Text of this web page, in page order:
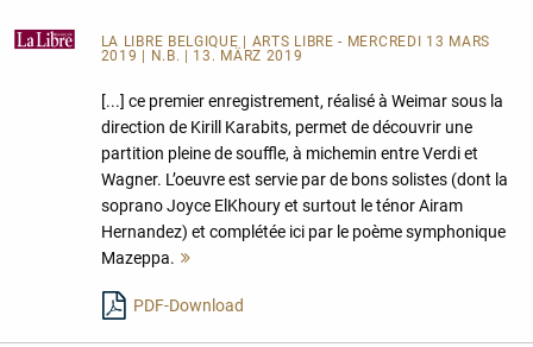
LA LIBRE BELGIQUE | ARTS LIBRE - MERCREDI 13 MARS
2019 | N.B. | 13. MÄRZ 2019
[...] ce premier enregistrement, réalisé à Weimar sous la
direction de Kirill Karabits, permet de découvrir une
partition pleine de souffle, à michemin entre Verdi et
Wagner. L’oeuvre est servie par de bons solistes (dont la
soprano Joyce ElKhoury et surtout le ténor Airam
Hernandez) et complétée ici par le poème symphonique
Mazeppa.
PDF-Download